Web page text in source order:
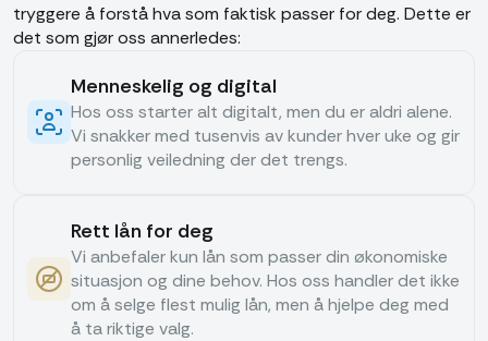
tryggere å forstå hva som faktisk passer for deg. Dette er
det som gjør oss annerledes:
Menneskelig og digital
Hos oss starter alt digitalt, men du er aldri alene.
Vi snakker med tusenvis av kunder hver uke og gir
personlig veiledning der det trengs.
Rett lån for deg
Vi anbefaler kun lån som passer din økonomiske
situasjon og dine behov. Hos oss handler det ikke
om å selge flest mulig lån, men å hjelpe deg med
å ta riktige valg.